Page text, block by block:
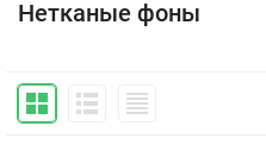
Нетканые фоны